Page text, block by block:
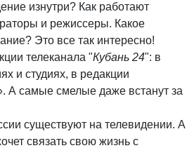
изнутри? Как работают
и режиссеры. Какое
Это все так интересно!
телеканала "Кубань 24": в
и студиях, в редакции
А самые смелые даже встанут за
существуют на телевидении. А
связать свою жизнь с